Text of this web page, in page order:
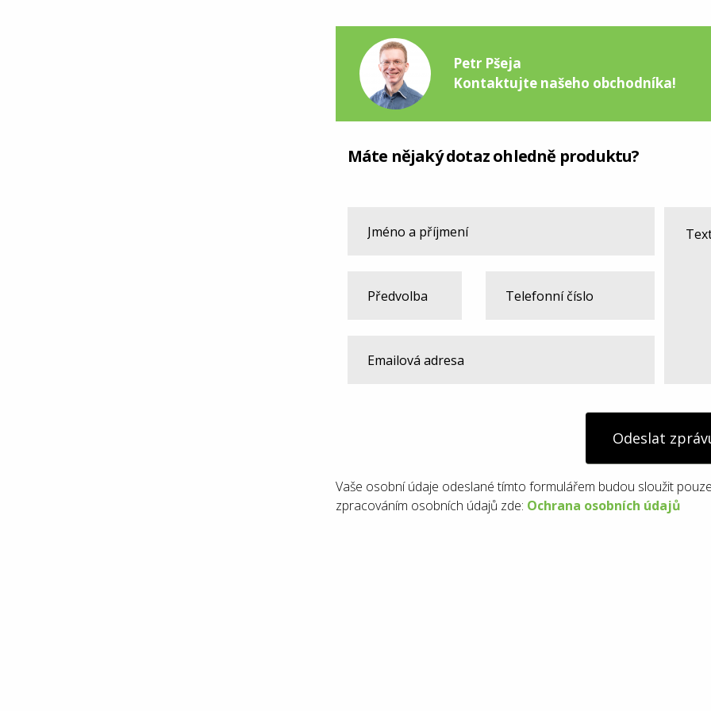
Petr Pšeja
Kontaktujte našeho obchodníka!
Máte nějaký dotaz ohledně produktu?
Odeslat
Vaše osobní údaje odeslané tímto formulářem budou sloužit
zpracováním osobních údajů zde: Ochrana osobních údajů